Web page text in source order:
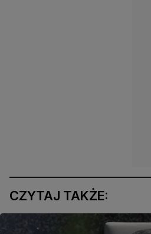
CZYTAJ TAKŻE: